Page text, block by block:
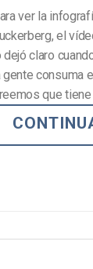
ver la
el
dejó claro
gente consuma
que